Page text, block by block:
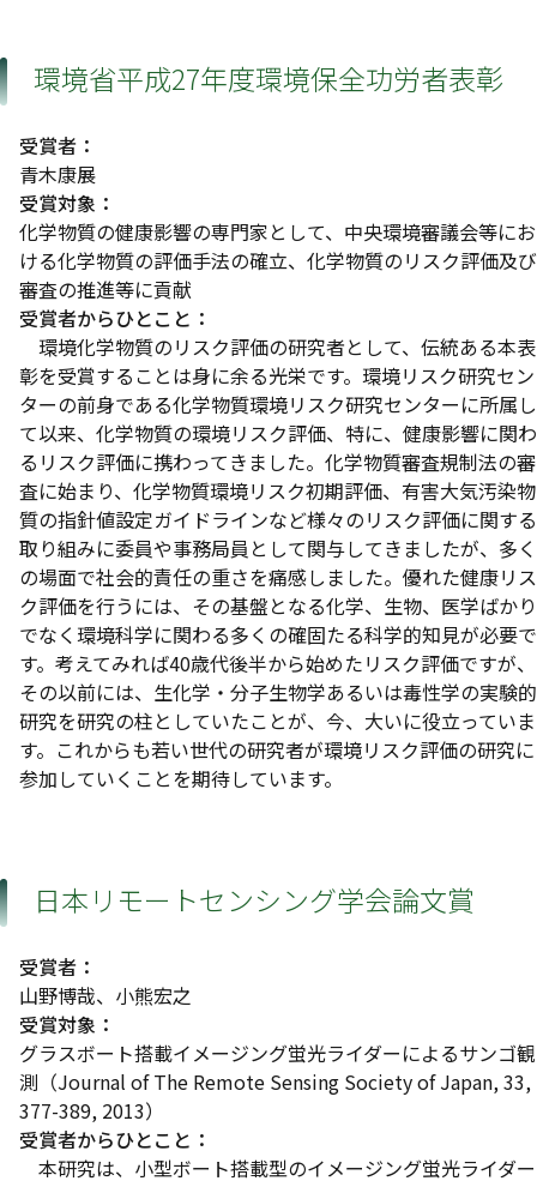
環境省平成27年度環境保全功労者表彰
受賞者：
青木康展
受賞対象：
化学物質の健康影響の専門家として、中央環境審議会等にお
ける化学物質の評価手法の確立、化学物質のリスク評価及び
審査の推進等に貢献
受賞者からひとこと：
環境化学物質のリスク評価の研究者として、伝統ある本表
彰を受賞することは身に余る光栄です。環境リスク研究セン
ターの前身である化学物質環境リスク研究センターに所属し
て以来、化学物質の環境リスク評価、特に、健康影響に関わ
るリスク評価に携わってきました。化学物質審査規制法の審
査に始まり、化学物質環境リスク初期評価、有害大気汚染物
質の指針値設定ガイドラインなど様々のリスク評価に関する
取り組みに委員や事務局員として関与してきましたが、多く
の場面で社会的責任の重さを痛感しました。優れた健康リス
ク評価を行うには、その基盤となる化学、生物、医学ばかり
でなく環境科学に関わる多くの確固たる科学的知見が必要で
す。考えてみれば40歳代後半から始めたリスク評価ですが、
その以前には、生化学・分子生物学あるいは毒性学の実験的
研究を研究の柱としていたことが、今、大いに役立っていま
す。これからも若い世代の研究者が環境リスク評価の研究に
参加していくことを期待しています。
日本リモートセンシング学会論文賞
受賞者：
山野博哉、小熊宏之
受賞対象：
グラスボート搭載イメージング蛍光ライダーによるサンゴ観
測（Journal of The Remote Sensing Society of Japan, 33,
377-389, 2013）
受賞者からひとこと：
本研究は、小型ボート搭載型のイメージング蛍光ライダー